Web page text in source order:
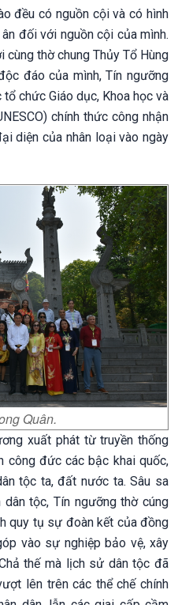
đều có nguồn cội và có hình
đối với nguồn cội của mình.
thờ chung Thủy Tổ Hùng
đáo của mình, Tín ngưỡng
chức Giáo dục, Khoa học và
chính thức công nhận
diện của nhân loại vào ngày
Quân.
xuất phát từ truyền thống
công đức các bậc khai quốc,
tộc ta, đất nước ta. Sâu sa
tộc, Tín ngưỡng thờ cúng
quy tụ sự đoàn kết của đồng
vào sự nghiệp bảo vệ, xây
thế mà lịch sử dân tộc đã
lên trên các thể chế chính